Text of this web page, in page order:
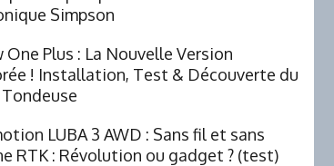
Simpson
One Plus : La Nouvelle Version
! Installation, Test & Découverte du
LUBA 3 AWD : Sans fil et sans
RTK : Révolution ou gadget ? (test)